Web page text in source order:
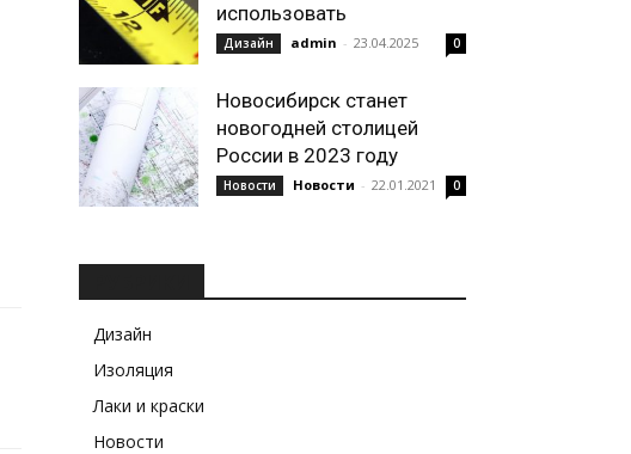
использовать
Дизайн admin - 23.04.2025 0
Новосибирск станет
новогодней столицей
России в 2023 году
Новости Новости - 22.01.2021 0
Дизайн
Изоляция
Лаки и краски
Новости